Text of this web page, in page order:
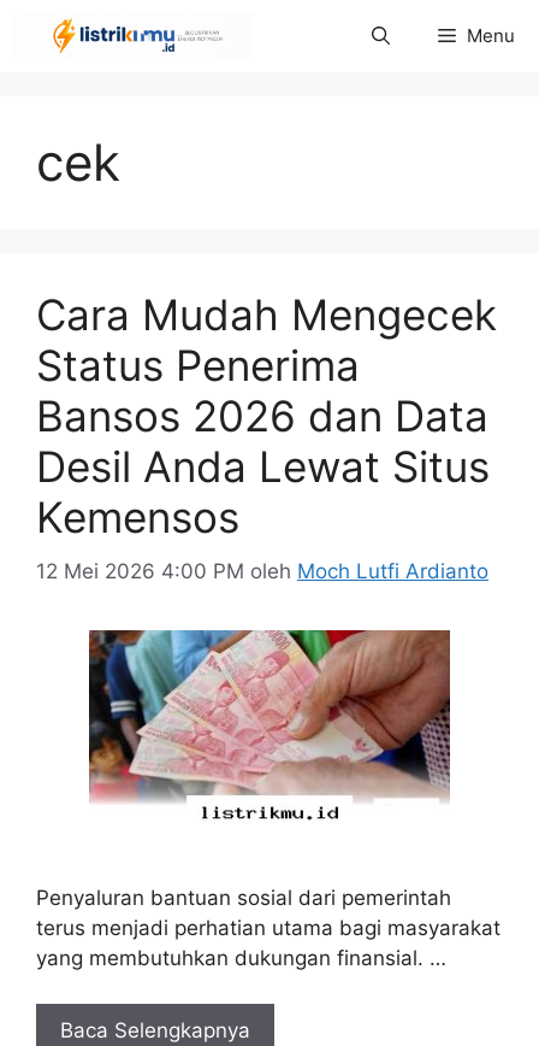
Langsung
Menu
cek
Cara Mudah Mengecek
Status Penerima
Bansos 2026 dan Data
Desil Anda Lewat Situs
Kemensos
12 Mei 2026 4:00 PM oleh Moch Lutfi Ardianto
Penyaluran bantuan sosial dari pemerintah
terus menjadi perhatian utama bagi masyarakat
yang membutuhkan dukungan finansial. …
Baca Selengkapnya